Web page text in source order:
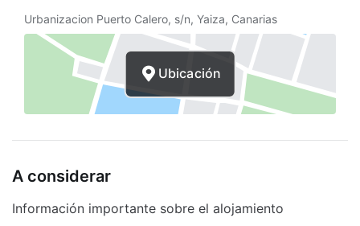
Internet inalámbrico en cortesía
Recorridos en bicicleta
Estación de reparación de bicicletas
Asistencia turística
Buceo
Interruptores que ahorran energía
Bombillas LED
Urbanizacion Puerto Calero, s/n, Yaiza, Canarias
Ubicación
A considerar
Información importante sobre el alojamiento